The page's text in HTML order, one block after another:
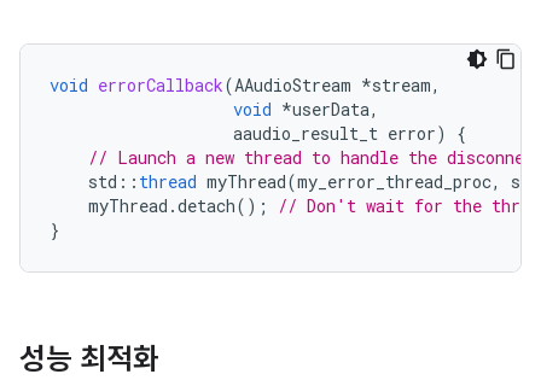
void errorCallback(AAudioStream *stream,
void *userData,
aaudio_result_t error)
{
// Launch a new thread to handle the
std :: thread myThread(my_error_thread_proc,
myThread .detach();
// Don't wait for the
}
성능 최적화